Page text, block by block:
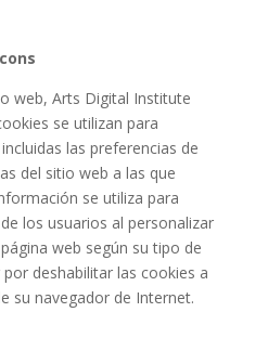
web, Arts Digital Institute
se utilizan para
las preferencias de
del sitio web a las que
se utiliza para
los usuarios al personalizar
web según su tipo de
deshabilitar las cookies a
su navegador de Internet.